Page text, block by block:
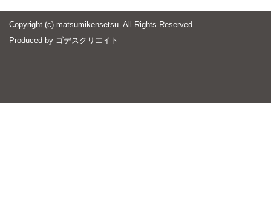
Copyright (c) matsumikensetsu. All Rights Reserved.
Produced by ゴデスクリエイト